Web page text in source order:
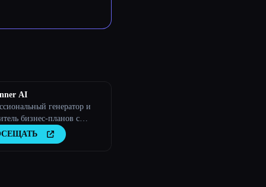
AI
генератор и
бизнес-планов с
интеллектом